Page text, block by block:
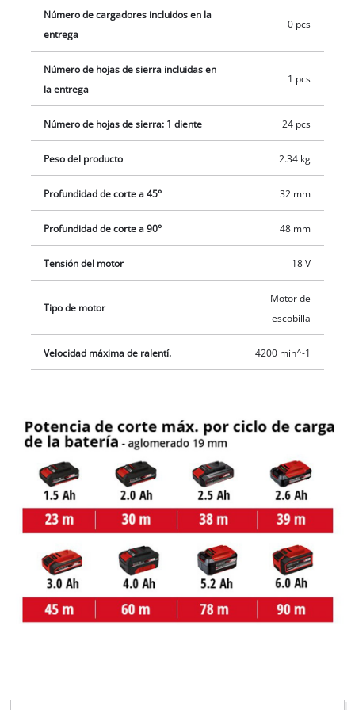
Número de cargadores incluidos en la
entrega
0 pcs
Número de hojas de sierra incluidas en
la entrega
1 pcs
Número de hojas de sierra: 1 diente 24 pcs
Peso del producto 2.34 kg
Profundidad de corte a 45° 32 mm
Profundidad de corte a 90° 48 mm
Tensión del motor 18 V
Tipo de motor
Motor de
escobilla
Velocidad máxima de ralentí. 4200 min^-1